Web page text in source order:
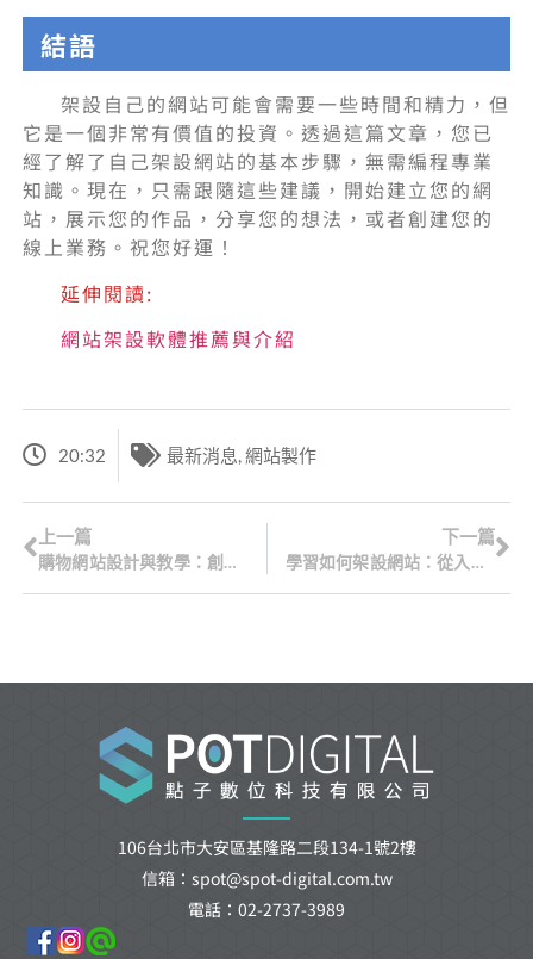
結語
架設自己的網站可能會需要一些時間和精力，但
它是一個非常有價值的投資。透過這篇文章，您已
經了解了自己架設網站的基本步驟，無需編程專業
知識。現在，只需跟隨這些建議，開始建立您的網
站，展示您的作品，分享您的想法，或者創建您的
線上業務。祝您好運！
延伸閱讀:
網站架設軟體推薦與介紹
20:32 最新消息,網站製作
上一篇
購物網站設計與教學：創建引人入勝的電子商務體驗
下一篇
學習如何架設網站：從入門到專業
106台北市大安區基隆路二段134-1號2樓
信箱：spot@spot-digital.com.tw
電話：02-2737-3989